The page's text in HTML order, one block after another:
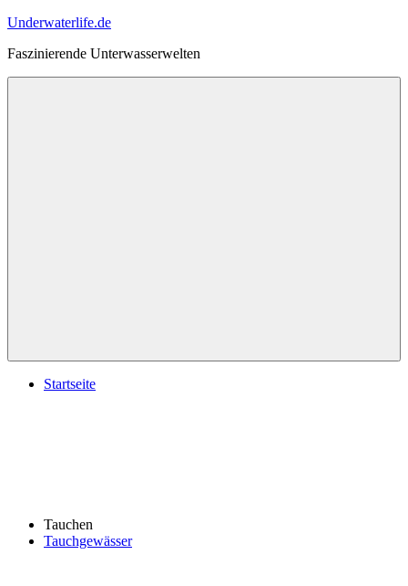
Zum
springen
Underwaterlife.de
Faszinierende Unterwasserwelten
Startseite
Tauchen
Tauchgewässer